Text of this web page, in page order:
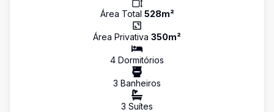
Área Total 528m²
Área Privativa 350m²
4 Dormitórios
3 Banheiros
3 Suítes